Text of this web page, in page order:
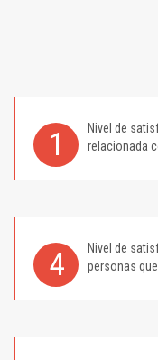
1 Nivel de
relacionada
4 Nivel de
personas